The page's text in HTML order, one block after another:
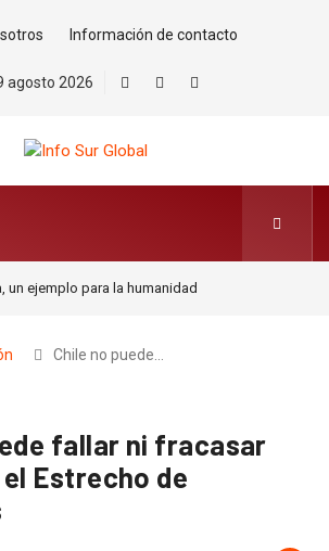
Información de contacto
agosto 2026
un ejemplo para la humanidad
Chile no puede…
fallar ni fracasar
Estrecho de